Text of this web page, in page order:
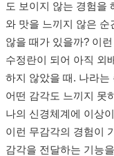
도 보이지 않는 경험을
와 맛을 느끼지 않은 순
않을 때가 있을까? 이
수정란이 되어 아직 외
하지 않았을 때. 나라는
어떤 감각도 느끼지 못
나의 신경체계에 이상
이런 무감각의 경험이
감각을 전달하는 기능